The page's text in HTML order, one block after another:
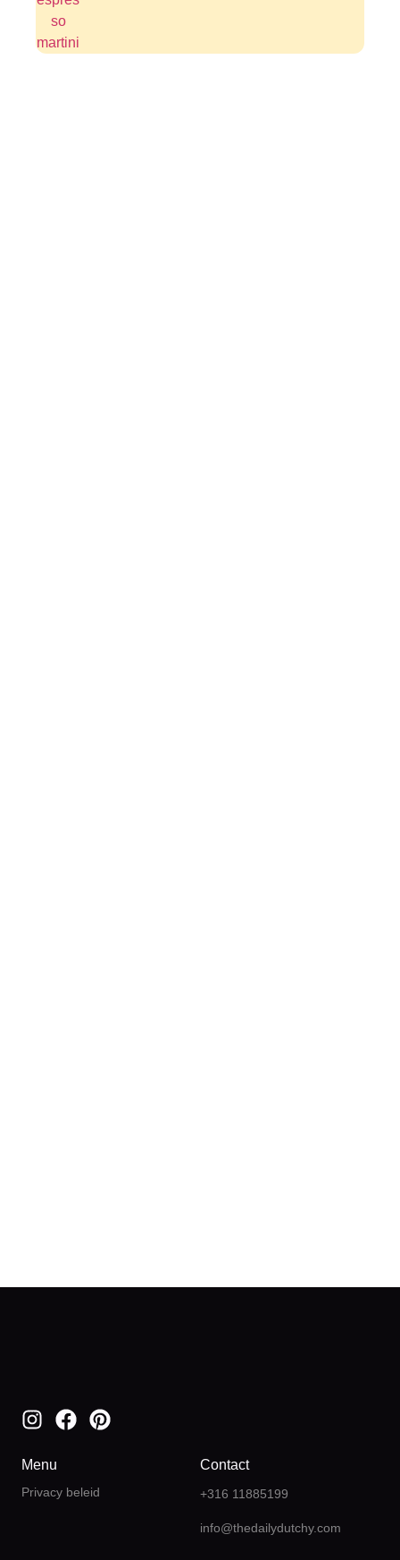
Menu
Privacy beleid
Contact
+316 11885199
info@thedailydutchy.com